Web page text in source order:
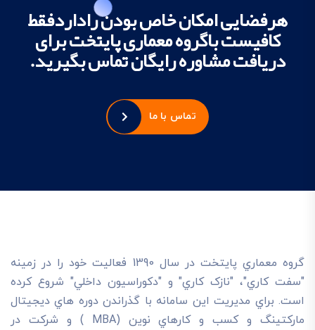
هرفضایی امکان خاص بودن راداردفقط
کافیست باگروه معماری پایتخت برای
دریافت مشاوره رایگان تماس بگیرید.
تماس با ما
گروه معماري پايتخت در سال 1390 فعاليت خود را در زمينه
"سفت کاري"، "نازک کاري" و "دکوراسيون داخلي" شروع کرده
است. براي مديريت اين سامانه با گذراندن دوره هاي ديجيتال
مارکتينگ و کسب و کارهاي نوين (MBA ) و شرکت در